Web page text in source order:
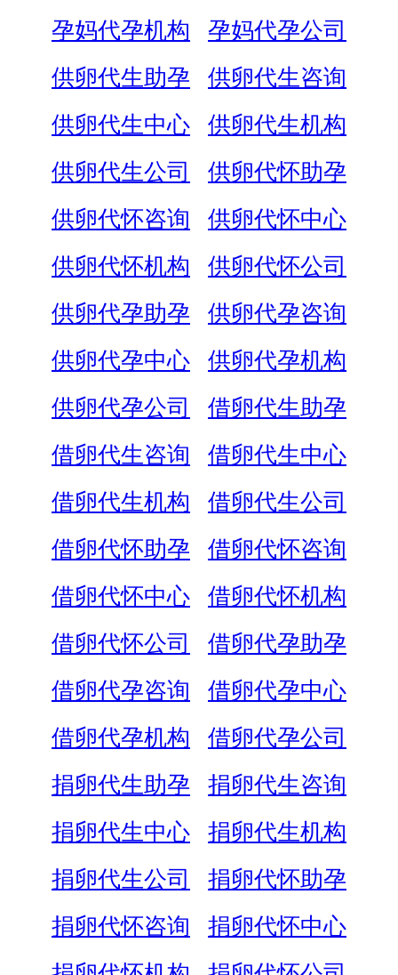
孕妈代孕机构
孕妈代孕公司
供卵代生助孕
供卵代生咨询
供卵代生中心
供卵代生机构
供卵代生公司
供卵代怀助孕
供卵代怀咨询
供卵代怀中心
供卵代怀机构
供卵代怀公司
供卵代孕助孕
供卵代孕咨询
供卵代孕中心
供卵代孕机构
供卵代孕公司
借卵代生助孕
借卵代生咨询
借卵代生中心
借卵代生机构
借卵代生公司
借卵代怀助孕
借卵代怀咨询
借卵代怀中心
借卵代怀机构
借卵代怀公司
借卵代孕助孕
借卵代孕咨询
借卵代孕中心
借卵代孕机构
借卵代孕公司
捐卵代生助孕
捐卵代生咨询
捐卵代生中心
捐卵代生机构
捐卵代生公司
捐卵代怀助孕
捐卵代怀咨询
捐卵代怀中心